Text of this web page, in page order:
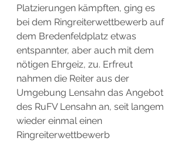
Platzierungen kämpften, ging es
bei dem Ringreiterwettbewerb auf
dem Bredenfeldplatz etwas
entspannter, aber auch mit dem
nötigen Ehrgeiz, zu. Erfreut
nahmen die Reiter aus der
Umgebung Lensahn das Angebot
des RuFV Lensahn an, seit langem
wieder einmal einen
Ringreiterwettbewerb